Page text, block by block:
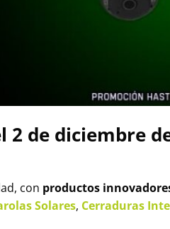
2 de diciembre
con productos
Solares, Cerraduras